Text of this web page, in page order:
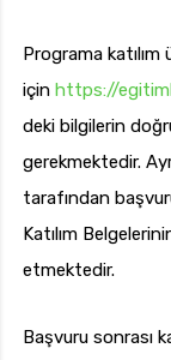
Programa
için https://
deki bilgilerin
gerekmektedir.
tarafından
Katılım
etmektedir.
Başvuru sonrası